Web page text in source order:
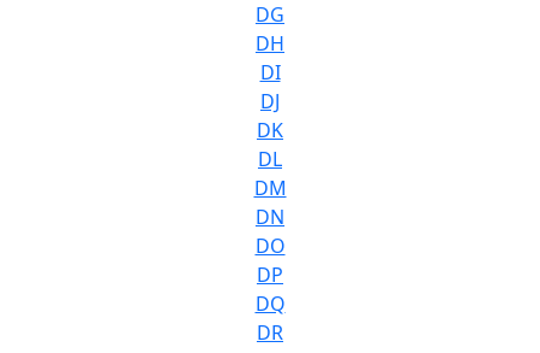
DG
DH
DI
DJ
DK
DL
DM
DN
DO
DP
DQ
DR